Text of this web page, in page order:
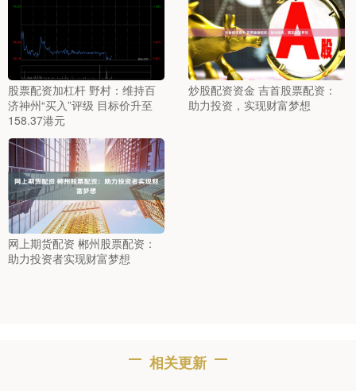
股票配资加杠杆 野村：维持百
济神州“买入”评级 目标价升至
158.37港元
炒股配资资金 吉首股票配资：
助力投资，实现财富梦想
网上期货配资 郴州股票配资：
助力投资者实现财富梦想
相关更新